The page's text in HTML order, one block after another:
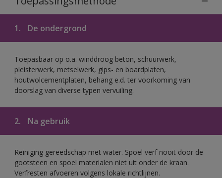
1. De ondergrond
Toepasbaar op o.a. winddroog beton, schuurwerk,
pleisterwerk, metselwerk, gips- en boardplaten,
houtwolcementplaten, behang e.d. ter voorkoming van
doorslag van diverse typen vervuiling.
2. Na gebruik
Reiniging gereedschap met water. Spoel verf nooit door de
gootsteen en spoel materialen niet uit onder de kraan.
Verfresten afvoeren volgens lokale richtlijnen.